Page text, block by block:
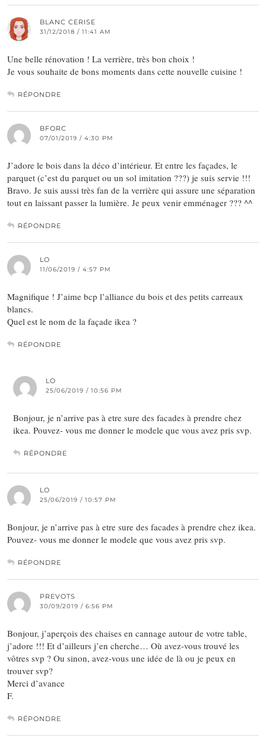
BLANC CERISE
31/12/2018 / 11:41 AM
Une belle rénovation ! La verrière, très bon choix !
Je vous souhaite de bons moments dans cette nouvelle cuisine !
RÉPONDRE
BFORC
07/01/2019 / 4:30 PM
J’adore le bois dans la déco d’intérieur. Et entre les façades, le
parquet (c’est du parquet ou un sol imitation ???) je suis servie !!!
Bravo. Je suis aussi très fan de la verrière qui assure une séparation
tout en laissant passer la lumière. Je peux venir emménager ??? ^^
RÉPONDRE
LO
11/06/2019 / 4:57 PM
Magnifique ! J’aime bcp l’alliance du bois et des petits carreaux
blancs.
Quel est le nom de la façade ikea ?
RÉPONDRE
LO
25/06/2019 / 10:56 PM
Bonjour, je n’arrive pas à etre sure des facades à prendre chez
ikea. Pouvez- vous me donner le modele que vous avez pris svp.
RÉPONDRE
LO
25/06/2019 / 10:57 PM
Bonjour, je n’arrive pas à etre sure des facades à prendre chez ikea.
Pouvez- vous me donner le modele que vous avez pris svp.
RÉPONDRE
PREVOTS
30/09/2019 / 6:56 PM
Bonjour, j’aperçois des chaises en cannage autour de votre table,
j’adore !!! Et d’ailleurs j’en cherche… Où avez-vous trouvé les
vôtres svp ? Ou sinon, avez-vous une idée de là ou je peux en
trouver svp?
Merci d’avance
F.
RÉPONDRE